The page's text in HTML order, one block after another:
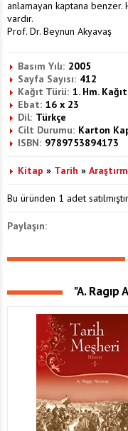
anlamayan kaptana
vardır.
Prof. Dr. Beynun Akyavaş
Basım Yılı: 2005
Sayfa Sayısı: 412
Kağıt Türü: 1. Hm. Kağıt
Ebat: 16 x 23
Dil: Türkçe
Cilt Durumu: Karton
ISBN: 9789753894173
Kitap » Tarih »
Bu üründen 1 adet
Paylaşın:
"A. Ragıp